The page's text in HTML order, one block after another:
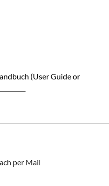
(User Guide or
per Mail